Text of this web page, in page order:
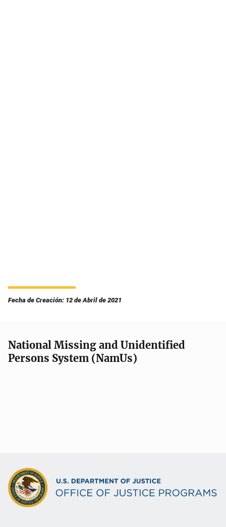
Fecha de Creación: 12 de Abril de 2021
National Missing and Unidentified
Persons System (NamUs)